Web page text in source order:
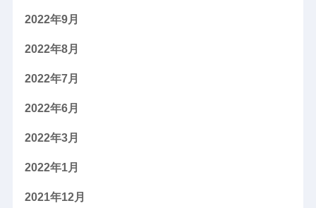
2022年9月
2022年8月
2022年7月
2022年6月
2022年3月
2022年1月
2021年12月